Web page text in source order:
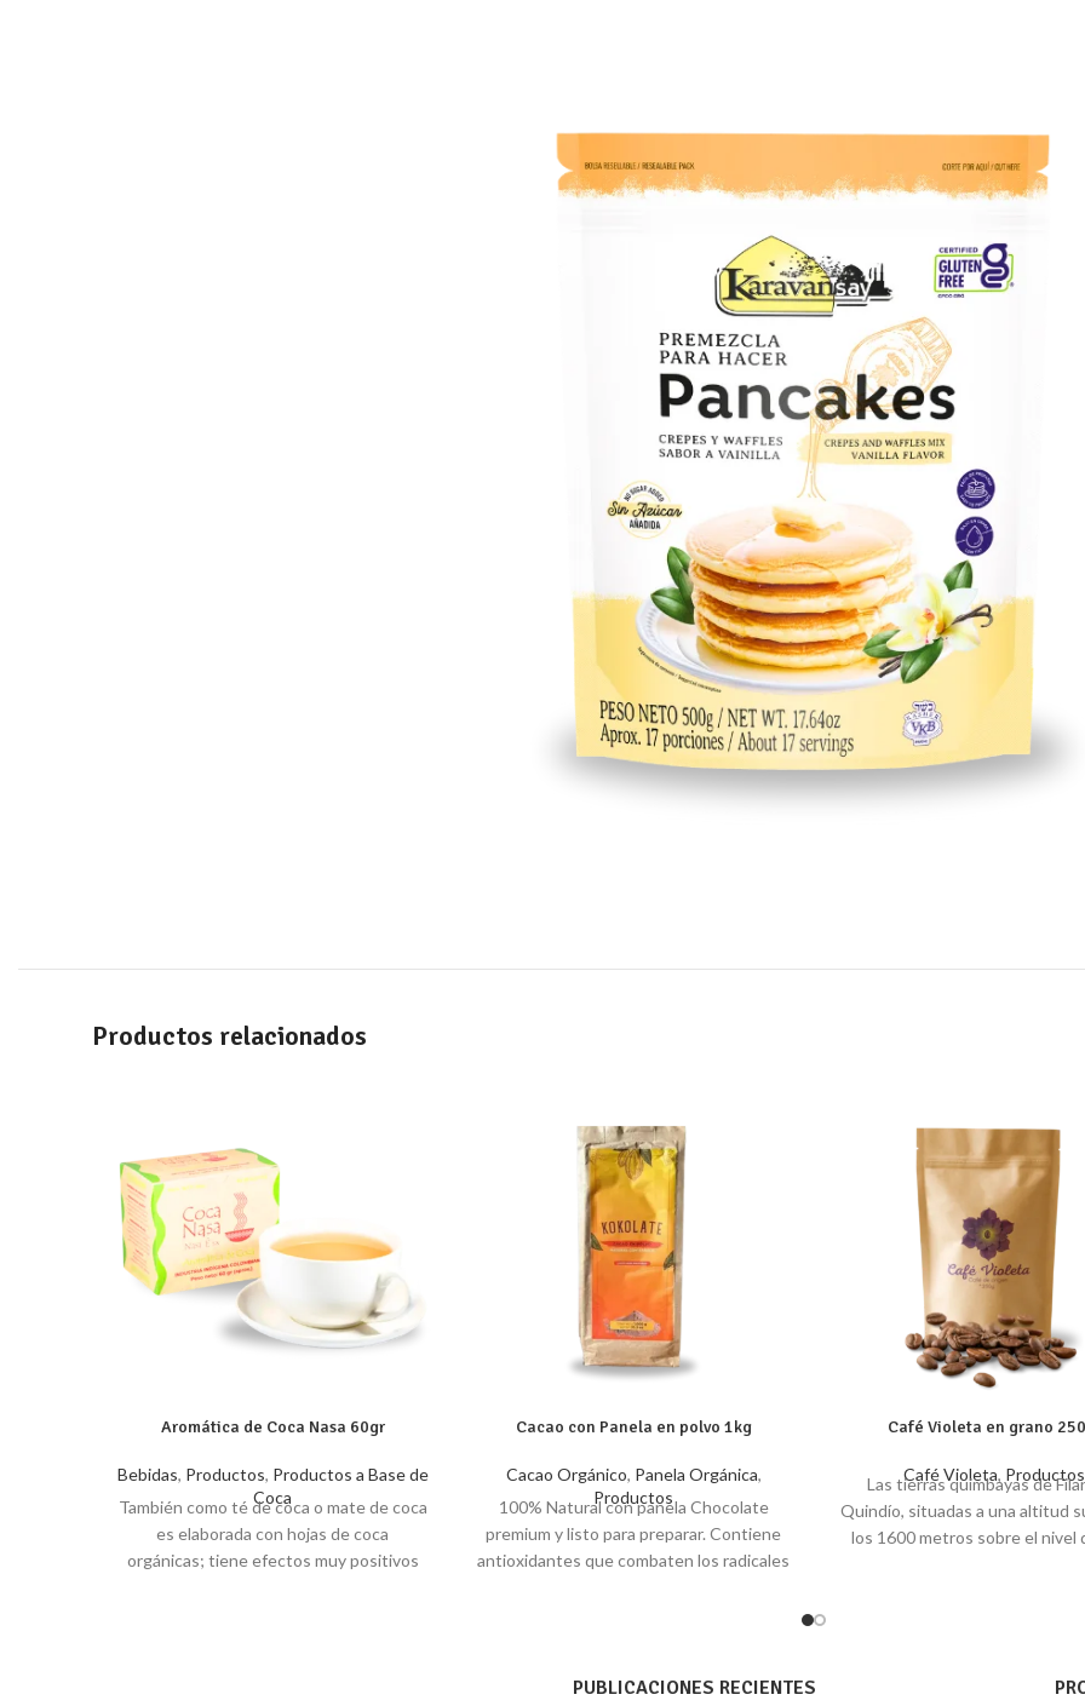
Productos relacionados
Aromática de Coca Nasa 60gr
Bebidas, Productos, Productos a Base de
Coca
También como té de coca o mate de coca
es elaborada con hojas de coca
orgánicas; tiene efectos muy positivos
Cacao con Panela en polvo 1kg
Cacao Orgánico, Panela Orgánica,
Productos
100% Natural con panela Chocolate
premium y listo para preparar. Contiene
antioxidantes que combaten los radicales
Café Violeta en grano
Café Violeta, Productos
Las tierras quimbayas de
Quindío, situadas a una altitud
los 1600 metros sobre el nivel
detalle, manteniendo prácticas
PUBLICACIONES RECIENTES